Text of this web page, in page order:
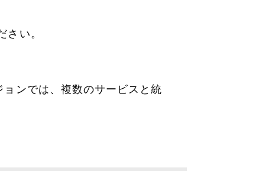
い。
ンでは、複数のサービスと統